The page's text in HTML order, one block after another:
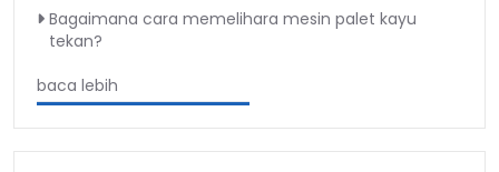
Bagaimana cara memelihara mesin palet kayu
tekan?
baca lebih